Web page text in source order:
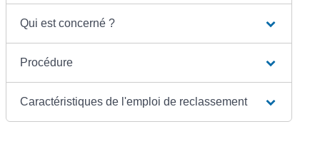
Qui est concerné ?
Procédure
Caractéristiques de l'emploi de reclassement